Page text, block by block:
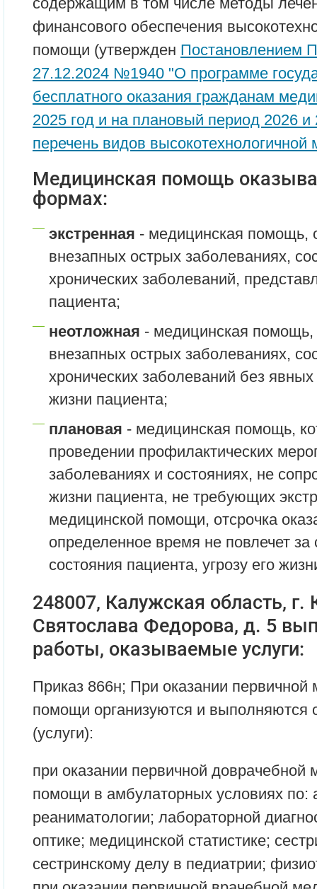
финансового обеспечения
помощи (утвержден Постановлением
27.12.2024 №1940 "О программе
бесплатного оказания гражданам
2025 год и на плановый период 2026 и
перечень видов
Медицинская помощь
формах:
экстренная - медицинская помощь,
внезапных острых заболеваниях,
хронических заболеваний,
пациента;
неотложная - медицинская
внезапных острых заболеваниях,
хронических заболеваний без
жизни пациента;
плановая - медицинская помощь,
проведении профилактических
заболеваниях и состояниях, не
жизни пациента, не требующих
медицинской помощи, отсрочка
определенное время не повлечет
состояния пациента, угрозу его
248007, Калужская область, г.
Святослава Федорова, д. 5
работы, оказываемые услуги:
Приказ 866н; При оказании первичной
помощи организуются и
(услуги):
при оказании первичной доврачебной
помощи в амбулаторных условиях по:
реаниматологии; лабораторной
оптике; медицинской статистике;
сестринскому делу в педиатрии;